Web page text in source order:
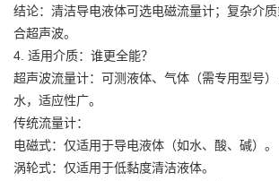
结论：清洁导电液体可选电磁流量计；复杂介
合超声波。
4. 适用介质：谁更全能？
超声波流量计：可测液体、气体（需专用型号
水，适应性广。
传统流量计：
电磁式：仅适用于导电液体（如水、酸、碱）。
涡轮式：仅适用于低黏度清洁液体。